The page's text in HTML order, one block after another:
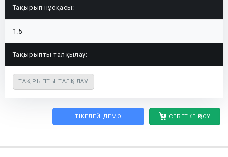
Тақырып нұсқасы:
1.5
Тақырыпты талқылау:
ТАҚЫРЫПТЫ ТАЛҚЫЛАУ
ТІКЕЛЕЙ ДЕМО СЕБЕТКЕ ҚОСУ